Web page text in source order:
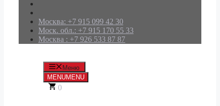
Москва: +7 915 099 42 30
Моск. обл.: +7 915 170 55 33
Москва : +7 926 533 87 87
Меню
MENUMENU
0